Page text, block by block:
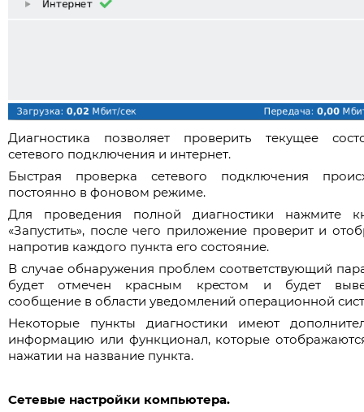
Диагностика позволяет проверить текущее
сетевого подключения и интернет.
Быстрая проверка сетевого подключения
постоянно в фоновом режиме.
Для проведения полной диагностики нажмите
«Запустить», после чего приложение проверит и
напротив каждого пункта его состояние.
В случае обнаружения проблем соответствующий
будет отмечен красным крестом и будет
сообщение в области уведомлений операционной
Некоторые пункты диагностики имеют
информацию или функционал, которые
нажатии на название пункта.
Сетевые настройки компьютера.